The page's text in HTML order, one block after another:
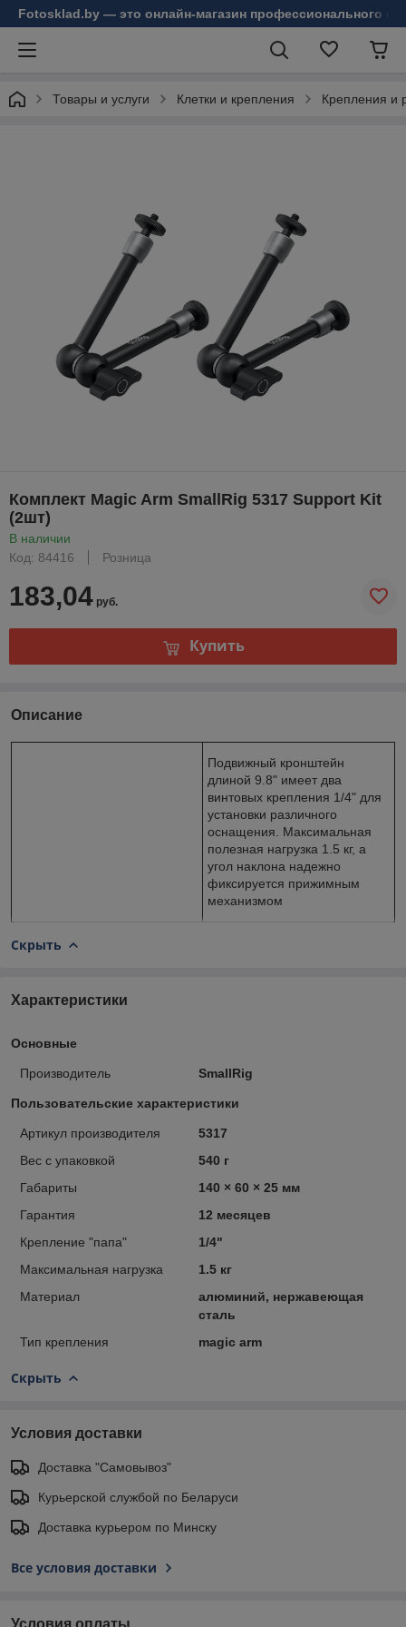
Fotosklad.by — это онлайн-магазин профессионального
Товары и услуги Клетки и крепления Крепления и
Комплект Magic Arm SmallRig 5317 Support Kit
(2шт)
В наличии
Код: 84416
Розница
183,04 руб.
Купить
Описание
Подвижный кронштейн
длиной 9.8" имеет два
винтовых крепления 1/4" для
установки различного
оснащения. Максимальная
полезная нагрузка 1.5 кг, а
угол наклона надежно
фиксируется прижимным
механизмом
Скрыть
Характеристики
Основные
Производитель SmallRig
Пользовательские характеристики
Артикул производителя
5317
Вес с упаковкой
540 г
Габариты
140 × 60 × 25 мм
Гарантия
12 месяцев
Крепление "папа"
1/4"
Максимальная нагрузка
1.5 кг
Материал
алюминий, нержавеющая
сталь
Тип крепления
magic arm
Скрыть
Условия доставки
Доставка "Самовывоз"
Курьерской службой по Беларуси
Доставка курьером по Минску
Все условия доставки
Условия оплаты